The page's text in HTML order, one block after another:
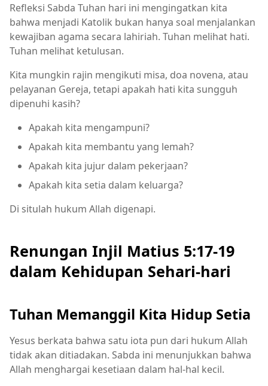
Refleksi Sabda Tuhan hari ini mengingatkan kita
bahwa menjadi Katolik bukan hanya soal menjalankan
kewajiban agama secara lahiriah. Tuhan melihat hati.
Tuhan melihat ketulusan.
Kita mungkin rajin mengikuti misa, doa novena, atau
pelayanan Gereja, tetapi apakah hati kita sungguh
dipenuhi kasih?
Apakah kita mengampuni?
Apakah kita membantu yang lemah?
Apakah kita jujur dalam pekerjaan?
Apakah kita setia dalam keluarga?
Di situlah hukum Allah digenapi.
Renungan Injil Matius 5:17-19
dalam Kehidupan Sehari-hari
Tuhan Memanggil Kita Hidup Setia
Yesus berkata bahwa satu iota pun dari hukum Allah
tidak akan ditiadakan. Sabda ini menunjukkan bahwa
Allah menghargai kesetiaan dalam hal-hal kecil.